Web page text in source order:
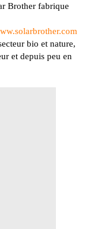
Brother fabrique
bio et nature,
et depuis peu en